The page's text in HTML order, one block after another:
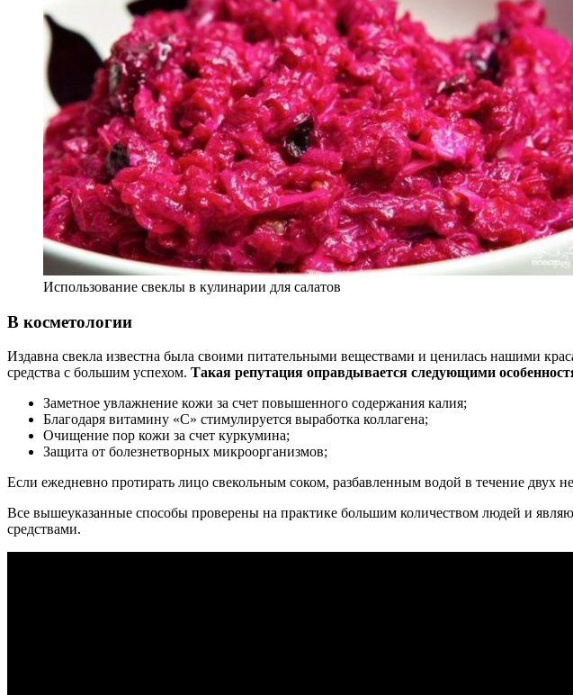
Использование свеклы в кулинарии для салатов
В косметологии
Издавна свекла известна была своими питательными веществами и ценилась нашими
средства с большим успехом. Такая репутация оправдывается следующими
Заметное увлажнение кожи за счет повышенного содержания калия;
Благодаря витамину «С» стимулируется выработка коллагена;
Очищение пор кожи за счет куркумина;
Защита от болезнетворных микроорганизмов;
Если ежедневно протирать лицо свекольным соком, разбавленным водой в течение двух
Все вышеуказанные способы проверены на практике большим количеством людей и
средствами.